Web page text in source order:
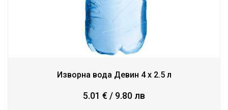
Изворна вода Девин 4 x 2.5 л
5.01 € / 9.80 лв